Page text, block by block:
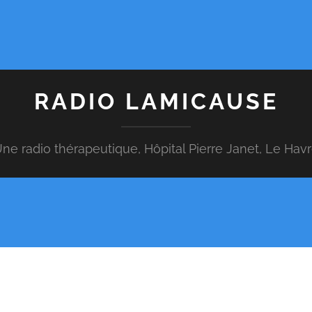
RADIO LAMICAUSE
radio thérapeutique, Hôpital Pierre Janet, Le